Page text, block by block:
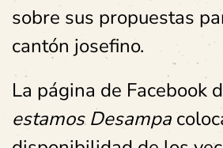
sobre sus propuestas
cantón josefino.
La página de Facebook
estamos Desampa